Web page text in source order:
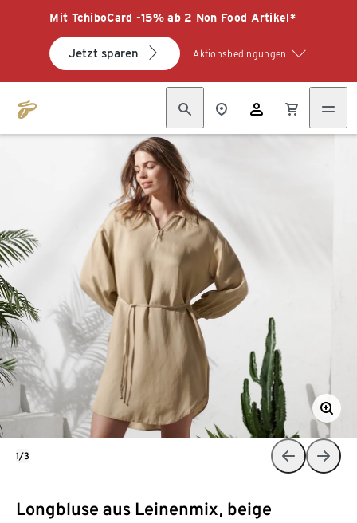
Mit TchiboCard -15% ab 2 Non Food Artikel*
Jetzt sparen Aktionsbedingungen
Longbluse aus Leinenmix, beige
1/3